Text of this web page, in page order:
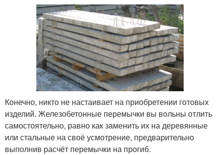
Конечно, никто не настаивает на приобретении готовых
изделий. Железобетонные перемычки вы вольны отлить
самостоятельно, равно как заменить их на деревянные
или стальные на своё усмотрение, предварительно
выполнив расчёт перемычки на прогиб.